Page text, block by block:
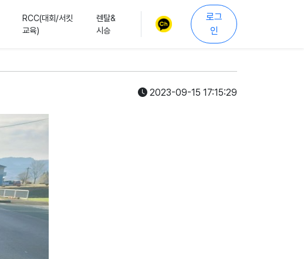
RCC(대회/서킷
교육)
렌탈&
시승
로그
인
2023-09-15 17:15:29